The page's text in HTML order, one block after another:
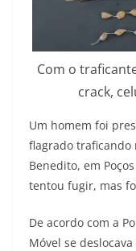
Com o
crack,
Um homem foi
flagrado traficando
Benedito, em
tentou fugir, mas
De acordo com a
Móvel se